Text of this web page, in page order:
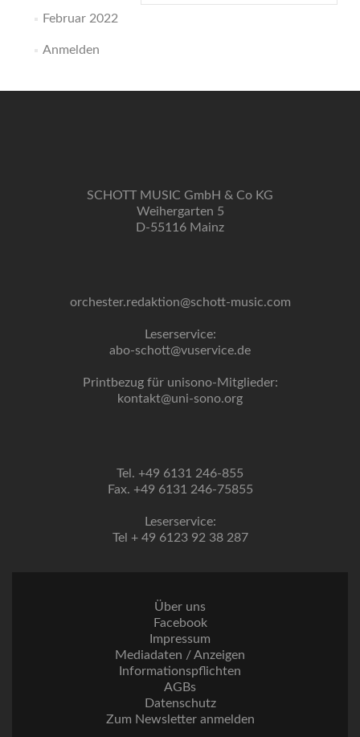
Februar 2022
Anmelden
SCHOTT MUSIC GmbH & Co KG
Weihergarten 5
D-55116 Mainz
orchester.redaktion@schott-music.com
Leserservice:
abo-schott@vuservice.de
Printbezug für unisono-Mitglieder:
kontakt@uni-sono.org
Tel. +49 6131 246-855
Fax. +49 6131 246-75855
Leserservice:
Tel + 49 6123 92 38 287
Über uns
Facebook
Impressum
Mediadaten / Anzeigen
Informationspflichten
AGBs
Datenschutz
Zum Newsletter anmelden